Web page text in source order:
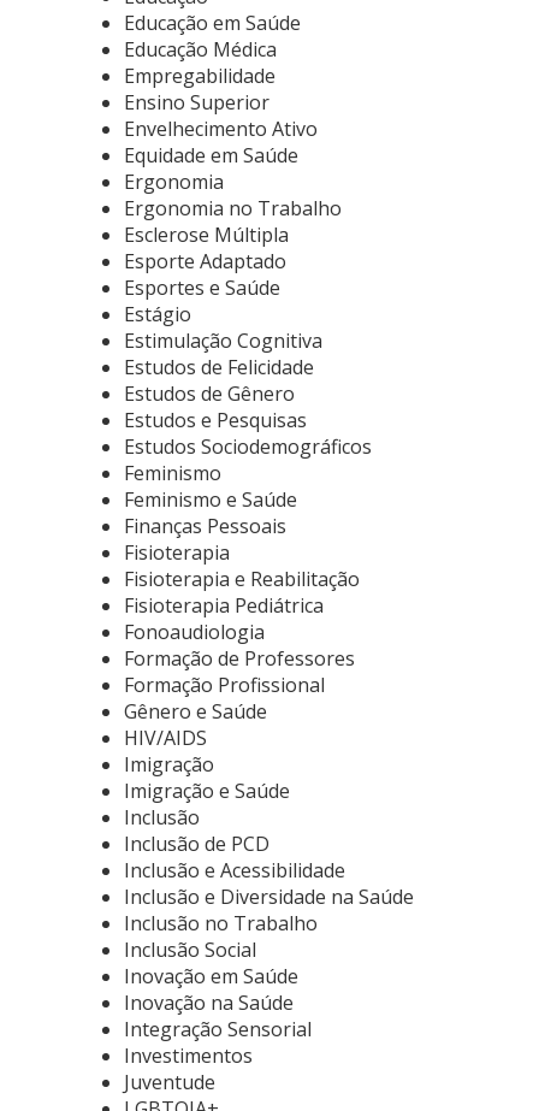
Educação em Saúde
Educação Médica
Empregabilidade
Ensino Superior
Envelhecimento Ativo
Equidade em Saúde
Ergonomia
Ergonomia no Trabalho
Esclerose Múltipla
Esporte Adaptado
Esportes e Saúde
Estágio
Estimulação Cognitiva
Estudos de Felicidade
Estudos de Gênero
Estudos e Pesquisas
Estudos Sociodemográficos
Feminismo
Feminismo e Saúde
Finanças Pessoais
Fisioterapia
Fisioterapia e Reabilitação
Fisioterapia Pediátrica
Fonoaudiologia
Formação de Professores
Formação Profissional
Gênero e Saúde
HIV/AIDS
Imigração
Imigração e Saúde
Inclusão
Inclusão de PCD
Inclusão e Acessibilidade
Inclusão e Diversidade na Saúde
Inclusão no Trabalho
Inclusão Social
Inovação em Saúde
Inovação na Saúde
Integração Sensorial
Investimentos
Juventude